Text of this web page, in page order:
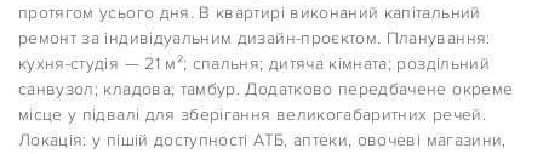
протягом усього дня. В квартирі виконаний капітальний
ремонт за індивідуальним дизайн-проєктом. Планування:
кухня-студія — 21 м²; спальня; дитяча кімната; роздільний
санвузол; кладова; тамбур. Додатково передбачене окреме
місце у підвалі для зберігання великогабаритних речей.
Локація: у пішій доступності АТБ, аптеки, овочеві магазини,